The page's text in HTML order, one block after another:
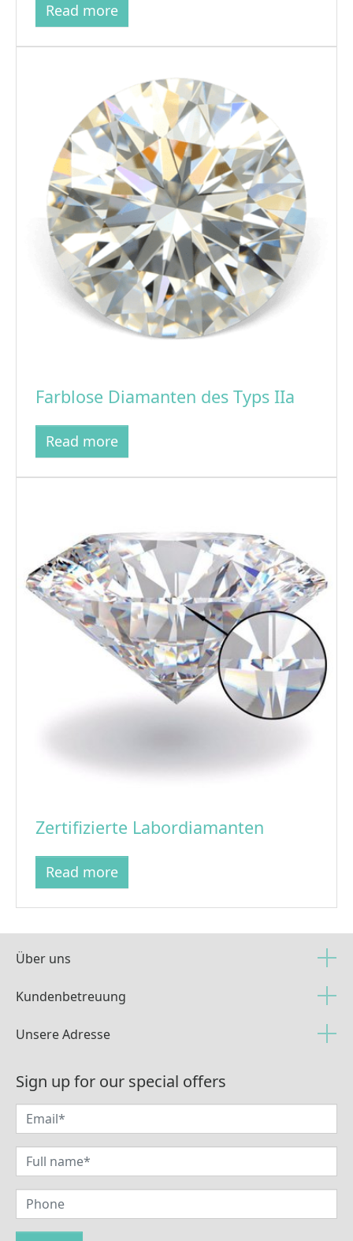
Read more
Farblose Diamanten des Typs IIa
Read more
Zertifizierte Labordiamanten
Read more
Über uns
Kundenbetreuung
Unsere Adresse
Sign up for our special offers